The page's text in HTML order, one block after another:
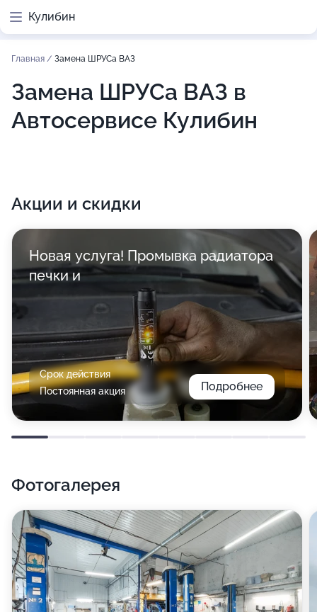
Кулибин
Главная / Замена ШРУСа ВАЗ
Замена ШРУСа ВАЗ в
Автосервисе Кулибин
Акции и скидки
Новая услуга! Промывка радиатора
печки и
Срок действия
Постоянная акция
Подробнее
Фотогалерея